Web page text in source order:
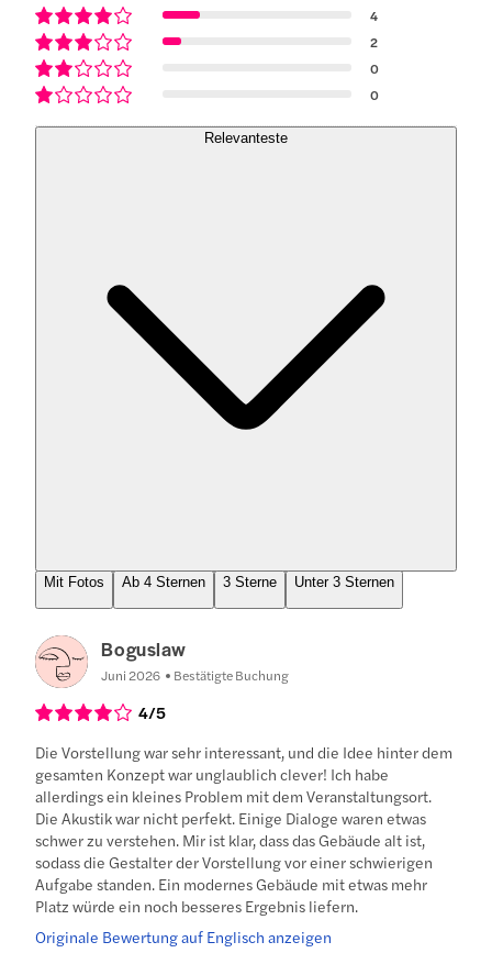
4
2
0
0
Relevanteste
Mit Fotos Ab 4 Sternen 3 Sterne Unter 3 Sternen
Boguslaw
Juni 2026 Bestätigte Buchung
4/5
Die Vorstellung war sehr interessant, und die Idee hinter dem
gesamten Konzept war unglaublich clever! Ich habe
allerdings ein kleines Problem mit dem Veranstaltungsort.
Die Akustik war nicht perfekt. Einige Dialoge waren etwas
schwer zu verstehen. Mir ist klar, dass das Gebäude alt ist,
sodass die Gestalter der Vorstellung vor einer schwierigen
Aufgabe standen. Ein modernes Gebäude mit etwas mehr
Platz würde ein noch besseres Ergebnis liefern.
Originale Bewertung auf Englisch anzeigen